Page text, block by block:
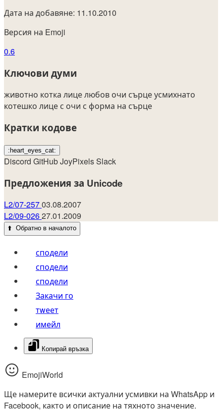
Дата на добавяне: 11.10.2010
Версия на Emoji
0.6
Ключови думи
животно котка лицелюбов очи сърцеусмихнато
котешко лице с очи с форма на сърце
Кратки кодове
:heart_eyes_cat:
Discord GitHubJoyPixelsSlack
Предложения за Unicode
L2/07-25703.08.2007
L2/09-02627.01.2009
⬆️ Обратно в началото
сподели
сподели
сподели
Закачи го
тwеет
имейл
Копирай връзка
EmojiWorld
Ще намерите всички актуални усмивки на WhatsApp и
Facebook, както и описание на тяхното значение.